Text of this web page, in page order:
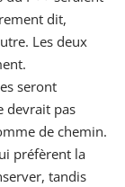
dit,
Les deux
seront
devrait pas
de chemin.
préfèrent la
tandis